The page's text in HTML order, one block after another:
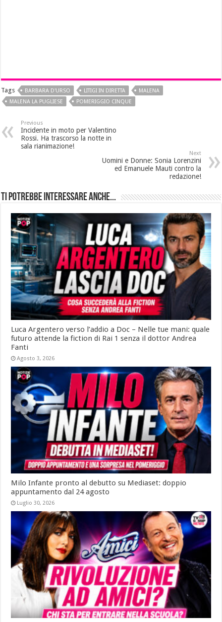
Tags BARBARA D'URSO LITIGI IN DIRETTA
MALENA
MALENA LA PUGLIESE
POMERIGGIO CINQUE
Previous
Incidente in moto per Valentino
Rossi. Ha trascorso la notte in
sala rianimazione!
Next
Uomini e Donne: Sonia Lorenzini
ed Emanuele Mauti contro la
redazione!
Ti potrebbe interessare anche...
Luca Argentero verso l’addio a Doc – Nelle tue mani: quale
futuro attende la fiction di Rai 1 senza il dottor Andrea
Fanti
Agosto 3, 2026
Milo Infante pronto al debutto su Mediaset: doppio
appuntamento dal 24 agosto
Luglio 30, 2026